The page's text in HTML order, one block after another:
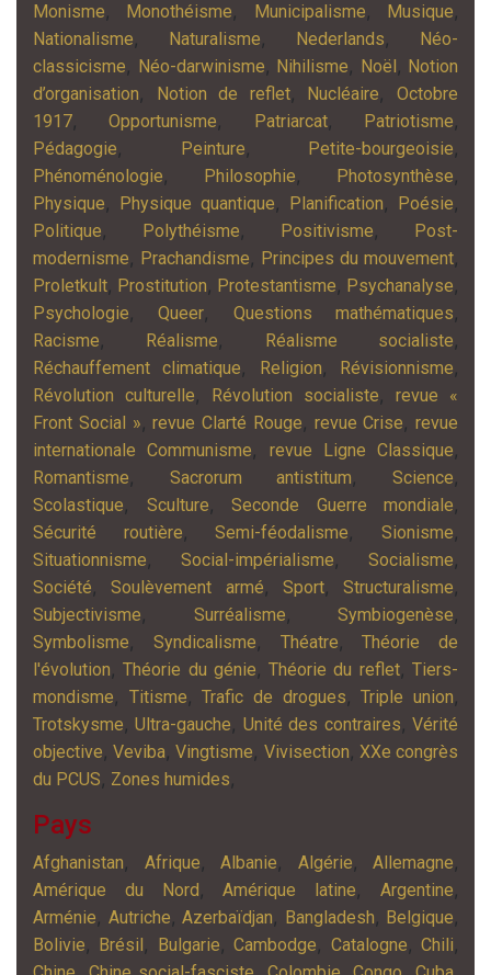
Monisme, Monothéisme, Municipalisme, Musique,
Nationalisme, Naturalisme, Nederlands,
Néo-
classicisme, Néo-darwinisme, Nihilisme, Noël , Notion
d’organisation, Notion de reflet, Nucléaire,Octobre
1917,Opportunisme, Patriarcat, Patriotisme,
Pédagogie, Peinture, Petite-bourgeoisie,
Phénoménologie, Philosophie, Photosynthèse,
Physique, Physique quantique, Planification, Poésie,
Politique, Polythéisme, Positivisme,
Post-
modernisme, Prachandisme, Principes du mouvement,
Proletkult, Prostitution, Protestantisme, Psychanalyse,
Psychologie,Queer, Questions mathématiques,
Racisme, Réalisme, Réalisme socialiste,
Réchauffement climatique, Religion, Révisionnisme,
Révolution culturelle, Révolution socialiste, revue «
Front Social »,revue Clarté Rouge, revue Crise, revue
internationale Communisme, revue Ligne Classique,
Romantisme, Sacrorum antistitum,Science,
Scolastique, Sculture, Seconde Guerre mondiale,
Sécurité routière,Semi-féodalisme,Sionisme,
Situationnisme, Social-impérialisme, Socialisme,
Société,Soulèvement armé, Sport, Structuralisme,
Subjectivisme, Surréalisme, Symbiogenèse,
Symbolisme, Syndicalisme, Théatre,Théorie de
l'évolution,Théorie du génie,Théorie du reflet,Tiers-
mondisme, Titisme,Trafic de drogues,Triple union,
Trotskysme,Ultra-gauche, Unité des contraires,Vérité
objective,Veviba,Vingtisme, Vivisection, XXe congrès
du PCUS, Zones humides,
Pays
Afghanistan, Afrique, Albanie, Algérie, Allemagne,
Amérique du Nord ,Amérique latine,Argentine,
Arménie, Autriche, Azerbaïdjan, Bangladesh, Belgique,
Bolivie, Brésil , Bulgarie,Cambodge, Catalogne,Chili,